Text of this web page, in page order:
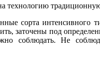
технологию
сорта интенсивного
заточены под
соблюдать. Не